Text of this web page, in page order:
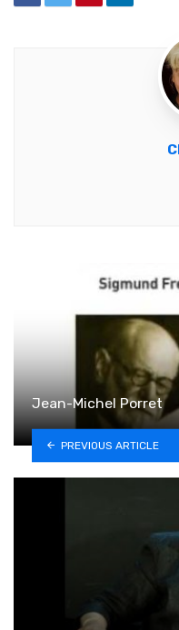
Jean-Michel Porret
PREVIOUS ARTICLE